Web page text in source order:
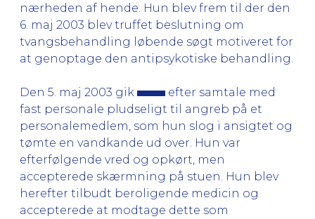
nærheden af hende. Hun blev frem til der den
6. maj 2003 blev truffet beslutning om
tvangsbehandling løbende søgt motiveret for
at genoptage den antipsykotiske behandling.
Den 5. maj 2003 gik
efter samtale med
fast personale pludseligt til angreb på et
personalemedlem, som hun slog i ansigtet og
tømte en vandkande ud over. Hun var
efterfølgende vred og opkørt, men
accepterede skærmning på stuen. Hun blev
herefter tilbudt beroligende medicin og
accepterede at modtage dette som